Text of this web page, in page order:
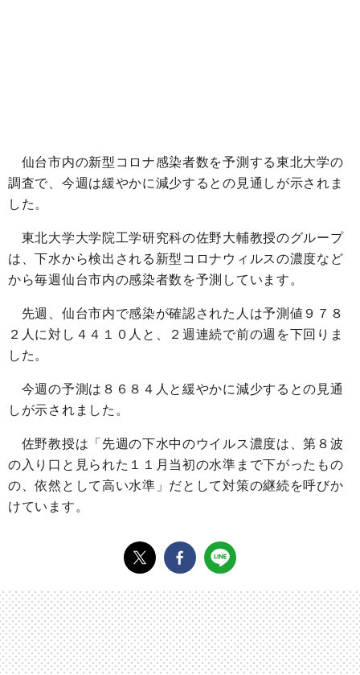
仙台市内の新型コロナ感染者数を予測する東北大学の
調査で、今週は緩やかに減少するとの見通しが示されま
した。
東北大学大学院工学研究科の佐野大輔教授のグループ
は、下水から検出される新型コロナウィルスの濃度など
から毎週仙台市内の感染者数を予測しています。
先週、仙台市内で感染が確認された人は予測値９７８
２人に対し４４１０人と、２週連続で前の週を下回りま
した。
今週の予測は８６８４人と緩やかに減少するとの見通
しが示されました。
佐野教授は「先週の下水中のウイルス濃度は、第８波
の入り口と見られた１１月当初の水準まで下がったもの
の、依然として高い水準」だとして対策の継続を呼びか
けています。